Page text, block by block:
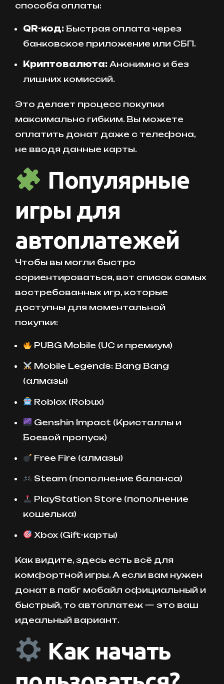
способа оплаты:
QR-код: Быстрая оплата через
банковское приложение или СБП.
Криптовалюта: Анонимно и без
лишних комиссий.
Это делает процесс покупки
максимально гибким. Вы можете
оплатить донат даже с телефона,
не вводя данные карты.
Популярные
игры для
автоплатежей
Чтобы вы могли быстро
сориентироваться, вот список самых
востребованных игр, которые
доступны для моментальной
покупки:
PUBG Mobile (UC и премиум)
Mobile Legends: Bang Bang
(алмазы)
Roblox (Robux)
Genshin Impact (Кристаллы и
Боевой пропуск)
Free Fire (алмазы)
Steam (пополнение баланса)
PlayStation Store (пополнение
кошелька)
Xbox (Gift-карты)
Как видите, здесь есть всё для
комфортной игры. А если вам нужен
донат в пабг мобайл официальный и
быстрый, то автоплатеж — это ваш
идеальный вариант.
Как начать